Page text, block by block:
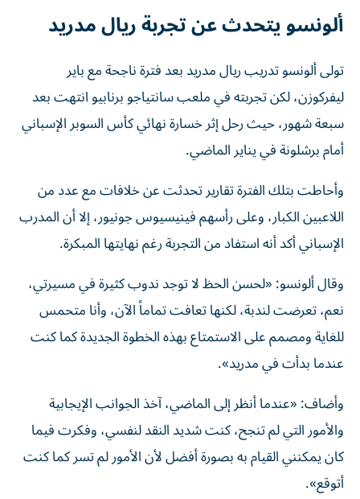
ألونسو يتحدث عن تجربة ريال مدريد
تولى ألونسو تدريب ريال مدريد بعد فترة ناجحة مع باير
ليفركوزن، لكن تجربته في ملعب سانتياجو برنابيو انتهت بعد
سبعة شهور، حيث رحل إثر خسارة نهائي كأس السوبر الإسباني
أمام برشلونة في يناير الماضي.
وأحاطت بتلك الفترة تقارير تحدثت عن خلافات مع عدد من
اللاعبين الكبار، وعلى رأسهم فينيسيوس جونيور، إلا أن المدرب
الإسباني أكد أنه استفاد من التجربة رغم نهايتها المبكرة.
وقال ألونسو: «لحسن الحظ لا توجد ندوب كثيرة في مسيرتي،
نعم، تعرضت لندبة، لكنها تعافت تماماً الآن، وأنا متحمس
للغاية ومصمم على الاستمتاع بهذه الخطوة الجديدة كما كنت
عندما بدأت في مدريد».
وأضاف: «عندما أنظر إلى الماضي، آخذ الجوانب الإيجابية
والأمور التي لم تنجح، كنت شديد النقد لنفسي، وفكرت فيما
كان يمكنني القيام به بصورة أفضل لأن الأمور لم تسر كما كنت
أتوقع».